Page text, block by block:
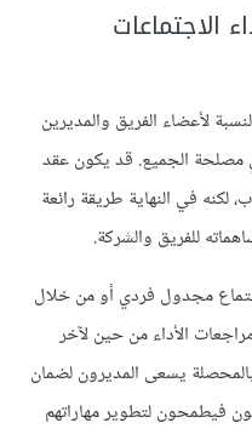
الاجتماعات
لأعضاء الفريق والمديرين
مصلحة الجميع. قد يكون عقد
لكنه في النهاية طريقة رائعة
للفريق والشركة.
مجدول فردي أو من خلال
الأداء من حين لآخر
يسعى المديرون لضمان
فيطمحون لتطوير مهاراتهم